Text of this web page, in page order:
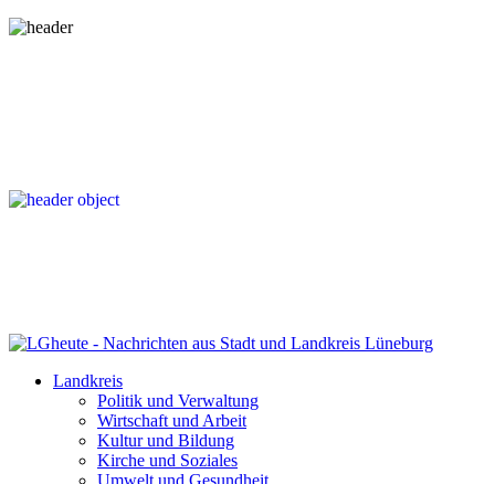
Landkreis
Politik und Verwaltung
Wirtschaft und Arbeit
Kultur und Bildung
Kirche und Soziales
Umwelt und Gesundheit